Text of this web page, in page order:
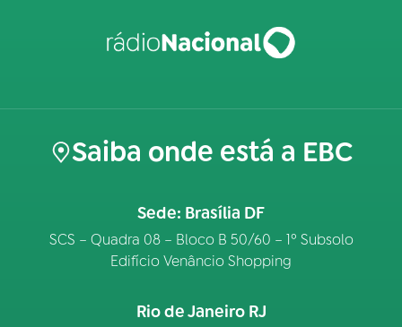
Saiba onde está a EBC
Sede: Brasília DF
SCS – Quadra 08 – Bloco B 50/60 – 1º Subsolo
Edifício Venâncio Shopping
Rio de Janeiro RJ